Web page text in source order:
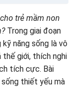
cho trẻ mầm
của trẻ và đặt
trẻ mầm non
Trong giai đoạn
năng sống là vô
thế giới, thích nghi
tích cực. Bài
thiết yếu mà